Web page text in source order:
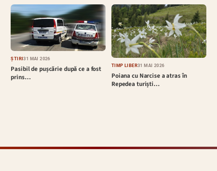
ȘTIRI31 MAI 2026
Pasibil de pușcărie după ce a fost
prins…
TIMP LIBER31 MAI 2026
Poiana cu Narcise a atras în
Repedea turiști…